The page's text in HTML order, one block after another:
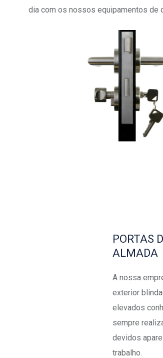
dia com os nossos equipamentos de
PORTAS
ALMADA
A nossa
exterior
elevados
sempre
devidos
trabalho.